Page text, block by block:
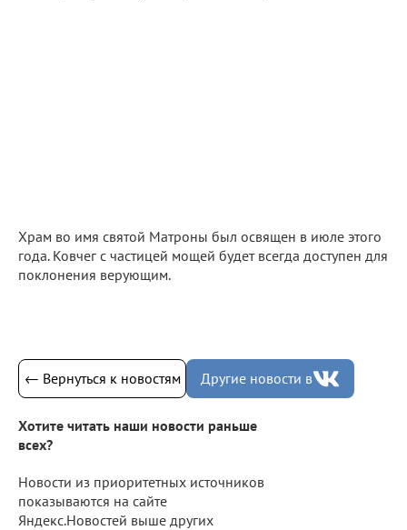
Храм во имя святой Матроны был освящен в июле этого
года. Ковчег с частицей мощей будет всегда доступен для
поклонения верующим.
← Вернуться к новостям Другие новости в
Хотите читать наши новости раньше
всех?
Новости из приоритетных источников
показываются на сайте
Яндекс.Новостей выше других